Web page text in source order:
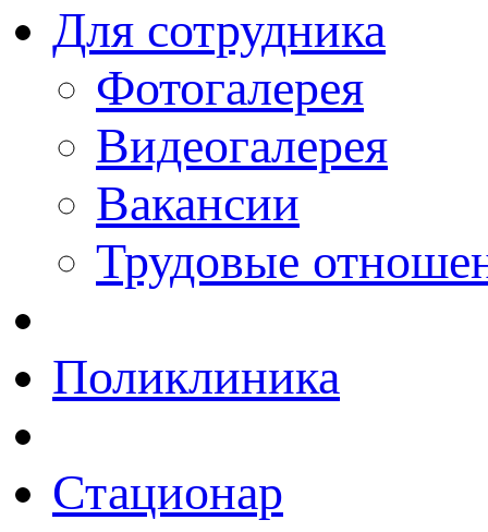
Для сотрудника
Фотогалерея
Видеогалерея
Вакансии
Трудовые
Поликлиника
Стационар